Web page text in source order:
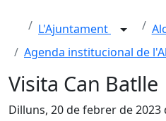
L'Ajuntament
Agenda institucional de
Visita Can Batlle
Dilluns, 20 de febrer de 2023